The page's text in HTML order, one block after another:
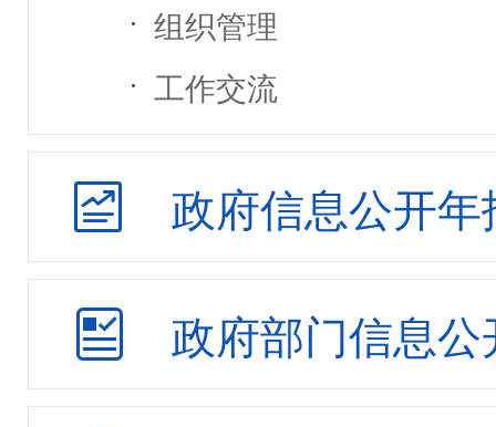
组织管理
工作交流
政府信息公开年
政府部门信息公